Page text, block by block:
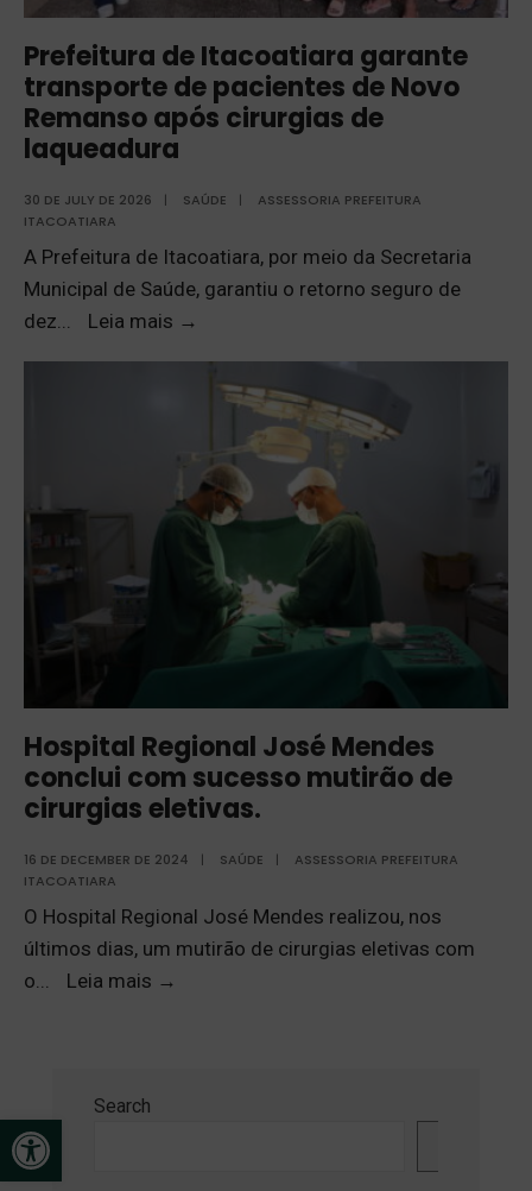
Open toolbar
Prefeitura de Itacoatiara garante
transporte de pacientes de Novo
Remanso após cirurgias de
laqueadura
30 DE JULY DE 2026 | SAÚDE |
ASSESSORIA PREFEITURA
ITACOATIARA
A Prefeitura de Itacoatiara, por meio da Secretaria
Municipal de Saúde, garantiu o retorno seguro de
dez... Leia mais →
Hospital Regional José Mendes
conclui com sucesso mutirão de
cirurgias eletivas.
16 DE DECEMBER DE 2024 | SAÚDE |
ASSESSORIA PREFEITURA
ITACOATIARA
O Hospital Regional José Mendes realizou, nos
últimos dias, um mutirão de cirurgias eletivas com
o
Leia mais →
Search